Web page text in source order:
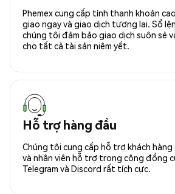
Phemex cung cấp tính thanh khoản
giao ngay và giao dịch tương lai. Sổ
chúng tôi đảm bảo giao dịch suôn sẻ
cho tất cả tài sản niêm yết.
Hỗ trợ hàng đầu
Chúng tôi cung cấp hỗ trợ khách hàng
và nhân viên hỗ trợ trong cộng đồng
Telegram và Discord rất tích cực.